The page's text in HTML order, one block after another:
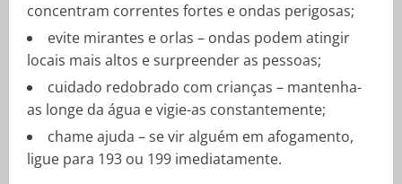
concentram correntes fortes e ondas perigosas;
evite mirantes e orlas – ondas podem atingir
locais mais altos e surpreender as pessoas;
cuidado redobrado com crianças – mantenha-
as longe da água e vigie-as constantemente;
chame ajuda – se vir alguém em afogamento,
ligue para 193 ou 199 imediatamente.